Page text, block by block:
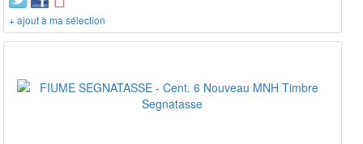
+ ajout à ma sélection